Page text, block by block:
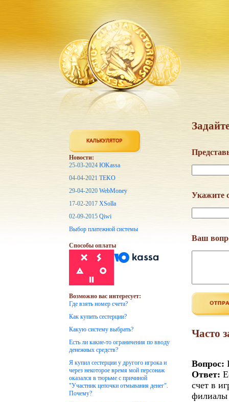
Укажите
Ваш
Часто
Вопрос:
Ответ:
счет в
филиалы
Новости:
25-03-2024 ЮKassa
04-04-2021 TEKO
29-04-2020 WebMoney
17-02-2017 XSolla
02-09-2015 Qiwi
Выбор платежной системы
Способы оплаты
Возможно вас интересует:
Где взять номер счета?
Как купить сестерции?
Какую систему выбрать?
Есть ли какие-то ограничения по вводу
денежных средств?
Я купил сестерции у другого игрока и
через некоторое время мой персонаж
оказался в тюрьме с причиной
"Участник цепочки отмывания денег".
Почему?